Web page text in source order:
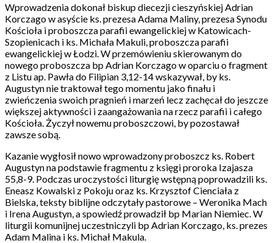
Wprowadzenia dokonał biskup diecezji cieszyńskiej Adrian
Korczago w asyście ks. prezesa Adama Maliny, prezesa Synodu
Kościoła i proboszcza parafii ewangelickiej w Katowicach-
Szopienicach i ks. Michała Makuli, proboszcza parafii
ewangelickiej w Łodzi. W przemówieniu skierowanym do
nowego proboszcza bp Adrian Korczago w oparciu o fragment
z Listu ap. Pawła do Filipian 3,12-14 wskazywał, by ks.
Augustyn nie traktował tego momentu jako finału i
zwieńczenia swoich pragnień i marzeń lecz zachęcał do jeszcze
większej aktywności i zaangażowania na rzecz parafii i całego
Kościoła. Życzył nowemu proboszczowi, by pozostawał
zawsze sobą.
Kazanie wygłosił nowo wprowadzony proboszcz ks. Robert
Augustyn na podstawie fragmentu z księgi proroka Izajasza
55,8-9. Podczas uroczystości liturgię wstępną poprowadzili ks.
Eneasz Kowalski z Pokoju oraz ks. Krzysztof Cienciała z
Bielska, teksty biblijne odczytały pastorowe – Weronika Mach
i Irena Augustyn, a spowiedź prowadził bp Marian Niemiec. W
liturgii komunijnej uczestniczyli bp Adrian Korczago, ks. prezes
Adam Malina i ks. Michał Makula.